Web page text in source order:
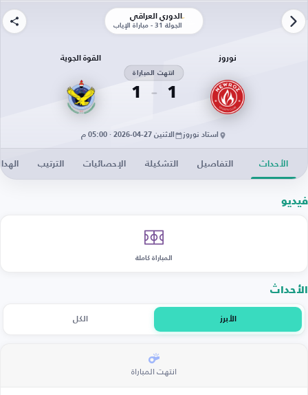
الدوري العراقي
الجولة 31 - مباراة الإياب
نوروز
1
انتهت المباراة
1
القوة الجوية
استاد نوروز الاثنين 27-04-2026 · 05:00 م
الأحداث التفاصيل التشكيلة الإحصائيات الترتيب
فيديو
المباراة كاملة
الأحداث
الأبرز الكل
انتهت المباراة